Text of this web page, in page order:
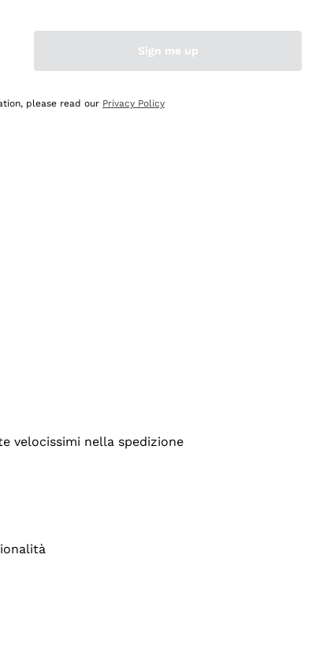
👍
velocissimi nella spedizione
Sign me up
please read our Privacy Policy